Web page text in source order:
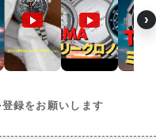
›
録をお願いします